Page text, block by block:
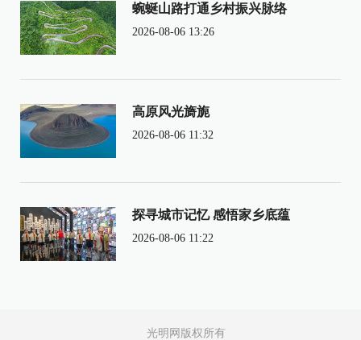
蜿蜒山路打通乡村振兴脉络
2026-08-06 13:26
高原风光旖旎
2026-08-06 11:32
探寻城市记忆 感悟家乡底蕴
2026-08-06 11:22
光明网版权所有